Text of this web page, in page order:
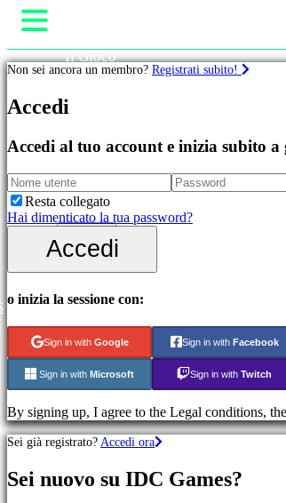
Giochi
In
Novità
Free
to
Play
Giochi
Giochi
strategia
Giochi
MMO
Giochi
GDR
Giochi
di
sport
azione
Il Gioco
Gameplay
Notizie
Guide
Negozio
Registrati
Non sei ancora un membro? Registrati subito!
Accedi
Accedi al tuo account e inizia subito a
Resta collegato
Hai dimenticato la tua password?
Accedi
o inizia la sessione con:
Sign in with Google Sign in with Facebook
Sign in with Microsoft Sign in with Twitch
By signing up, I agree to the Legal conditions,
Sei già registrato? Accedi ora
Sei nuovo su IDC Games?